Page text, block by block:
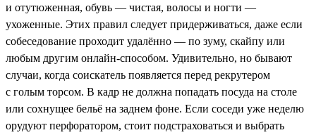
и отутюженная, обувь — чистая, волосы и ногти —
ухоженные. Этих правил следует придерживаться, даже если
собеседование проходит удалённо — по зуму, скайпу или
любым другим онлайн-способом. Удивительно, но бывают
случаи, когда соискатель появляется перед рекрутером
с голым торсом. В кадр не должна попадать посуда на столе
или сохнущее бельё на заднем фоне. Если соседи уже неделю
орудуют перфоратором, стоит подстраховаться и выбрать